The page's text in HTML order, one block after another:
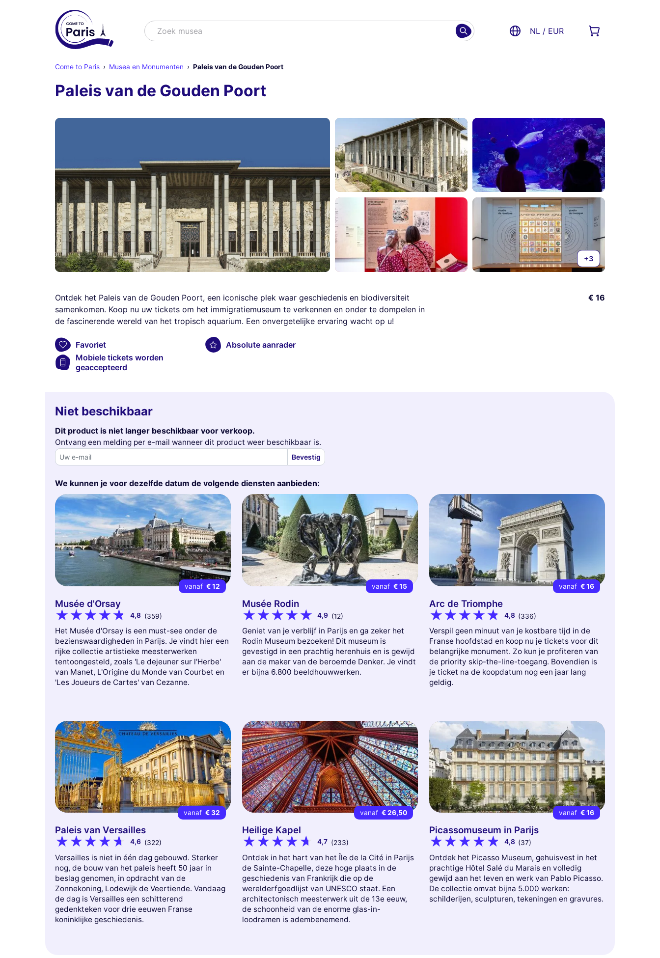
ZoekZoek s NL / EUR
Come to Paris Musea en Monumenten Paleis van de Gouden Poort
Paleis van de Gouden Poort
+3
Ontdek het Paleis van de Gouden Poort, een iconische plek waar geschiedenis en biodiversiteit
samenkomen. Koop nu uw tickets om het immigratiemuseum te verkennen en onder te dompelen in
de fascinerende wereld van het tropisch aquarium. Een onvergetelijke ervaring wacht op u!
Favoriet
Absolute aanrader
Mobiele tickets worden
geaccepteerd
€ 16
Niet beschikbaar
Dit product is niet langer beschikbaar voor verkoop.
Ontvang een melding per e-mail wanneer dit product weer beschikbaar is.
Bevestig
We kunnen je voor dezelfde datum de volgende diensten aanbieden:
vanaf € 12
Musée d'Orsay
4,8 (359)
Het Musée d'Orsay is een must-see onder de
bezienswaardigheden in Parijs. Je vindt hier een
rijke collectie artistieke meesterwerken
tentoongesteld, zoals 'Le dejeuner sur l'Herbe'
van Manet, L'Origine du Monde van Courbet en
'Les Joueurs de Cartes' van Cezanne.
vanaf € 15
Musée Rodin
4,9 (12)
Geniet van je verblijf in Parijs en ga zeker het
Rodin Museum bezoeken! Dit museum is
gevestigd in een prachtig herenhuis en is gewijd
aan de maker van de beroemde Denker. Je vindt
er bijna 6.800 beeldhouwwerken.
vanaf € 16
Arc de Triomphe
4,8 (336)
Verspil geen minuut van je kostbare tijd in de
Franse hoofdstad en koop nu je tickets voor dit
belangrijke monument. Zo kun je profiteren van
de priority skip-the-line-toegang. Bovendien is
je ticket na de koopdatum nog een jaar lang
geldig.
vanaf € 32
Paleis van Versailles
4,6 (322)
Versailles is niet in één dag gebouwd. Sterker
nog, de bouw van het paleis heeft 50 jaar in
beslag genomen, in opdracht van de
Zonnekoning, Lodewijk de Veertiende. Vandaag
de dag is Versailles een schitterend
gedenkteken voor drie eeuwen Franse
koninklijke geschiedenis.
vanaf € 26,50
Heilige Kapel
4,7 (233)
Ontdek in het hart van het Île de la Cité in Parijs
de Sainte-Chapelle, deze hoge plaats in de
geschiedenis van Frankrijk die op de
werelderfgoedlijst van UNESCO staat. Een
architectonisch meesterwerk uit de 13e eeuw,
de schoonheid van de enorme glas-in-
loodramen is adembenemend.
vanaf € 16
Picassomuseum in Parijs
4,8 (37)
Ontdek het Picasso Museum, gehuisvest in het
prachtige Hôtel Salé du Marais en volledig
gewijd aan het leven en werk van Pablo Picasso.
De collectie omvat bijna 5.000 werken:
schilderijen, sculpturen, tekeningen en gravures.